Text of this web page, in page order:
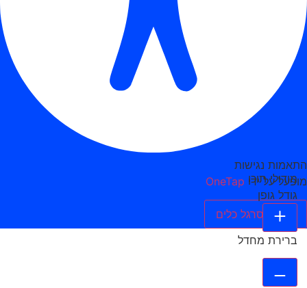
התאמות נגישות
מופעל על ידי OneTap
הסתר סרגל כלים
מודולי תוכן
גודל גופן
ברירת מחדל